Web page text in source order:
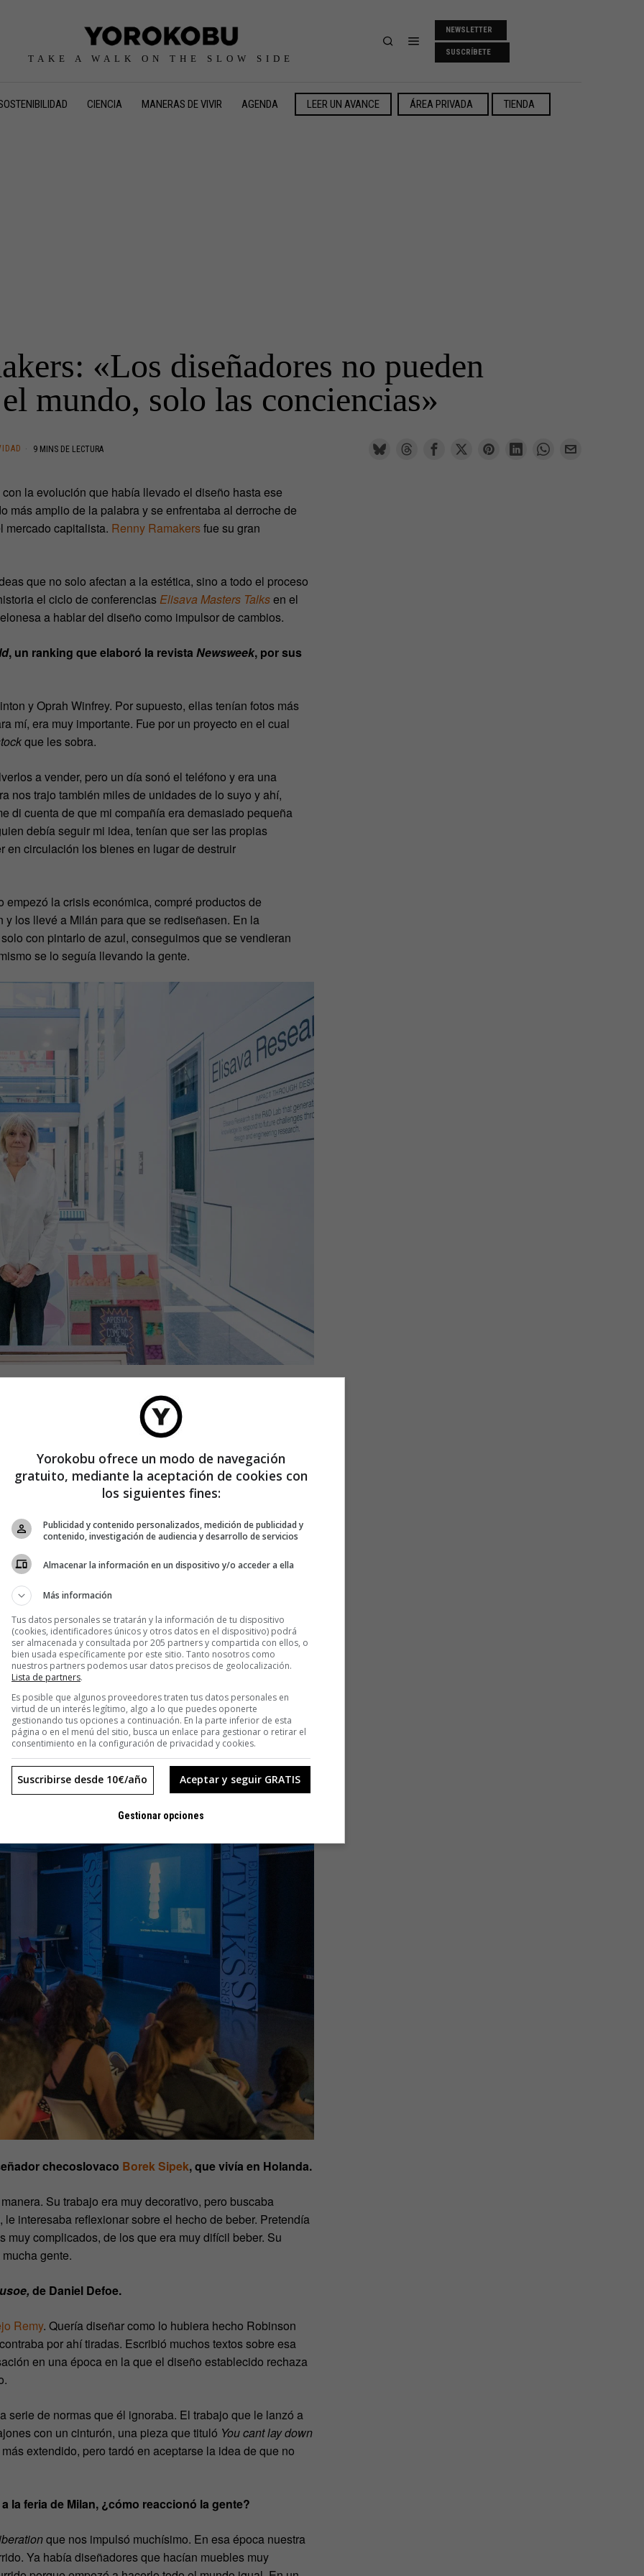
TAKE A WALK ON THE SLOW SIDE
NEWSLETTER
SUSCRÍBETE
CIENCIA MANERAS DE VIVIR AGENDA LEER UN AVANCE ÁREA PRIVADA TIENDA
«Los diseñadores no pueden
mundo, solo las conciencias»
9 MINS DE LECTURA
la evolución que había llevado el diseño hasta ese
amplio de la palabra y se enfrentaba al derroche de
mercado capitalista. Renny Ramakersfue su gran
que no solo afectan a la estética, sino a todo el proceso
el ciclo de conferencias Elisava Masters Talksen el
a hablar del diseño como impulsor de cambios.
, un ranking que elaboró la revista Newsweek, por sus
y Oprah Winfrey. Por supuesto, ellas tenían fotos más
mí, era muy importante. Fue por un proyecto en el cual
que les sobra.
a vender, pero un día sonó el teléfono y era una
nos trajo también miles de unidades de lo suyo y ahí,
di cuenta de que mi compañía era demasiado pequeña
debía seguir mi idea, tenían que ser las propias
en circulación los bienes en lugar de destruir
la crisis económica, compré productos de
los llevé a Milán para que se rediseñasen. En la
con pintarlo de azul, conseguimos que se vendieran
se lo seguía llevando la gente.
base la crítica social y el sentido del humor.
una serie de diseñadores jóvenes que estaban haciendo
hasta entonces. Empleaban materiales cotidianos.
Se proponían incluso coger losmateriales más feos
fue que esos productos contasen una historia, que
las posibilidades creativas. Sobre el mensaje, Droog
que abordaban la alta tecnología con materiales
mí era un sentimiento positivo: ver cómo podemos
a través del diseño que podían tener la Bauhaus y
del siglo XX?
Creo que haría falta mucho más que diseño para
usar su imaginación para ver el mundo con otra
que antes parecían impensables o contradictorias. Igual
sea consciente de que debe hacerse. A veces, como
inmediato porque has llegado demasiado pronto, diez
checoslovaco Borek Sipek, que vivía en Holanda.
Su trabajo era muy decorativo, pero buscaba
interesaba reflexionar sobre el hecho de beber. Pretendía
complicados, de los que era muy difícil beber. Su
gente.
de Daniel Defoe.
Remy. Quería diseñar como lo hubiera hecho Robinson
por ahí tiradas. Escribió muchos textos sobre esa
en una época en la que el diseño establecido rechaza
serie de normas que él ignoraba. El trabajo que le lanzó a
con un cinturón, una pieza que tituló You cant lay down
extendido, pero tardó en aceptarse la idea de que no
la feria de Milan, ¿cómo reaccionó la gente?
que nos impulsó muchísimo. En esa época nuestra
Ya había diseñadores que hacían muebles muy
Yorokobu ofrece un modo de navegación
gratuito, mediante la aceptación de cookies con
los siguientes fines:
Publicidad y contenido personalizados, medición de publicidad y
contenido, investigación de audiencia y desarrollo de servicios
Almacenar la información en un dispositivo y/o acceder a ella
Más información
Tus datos personales se tratarán y la información de tu dispositivo
(cookies, identificadores únicos y otros datos en el dispositivo) podrá
ser almacenada y consultada por 205 partners y compartida con ellos, o
bien usada específicamente por este sitio. Tanto nosotros como
nuestros partners podemos usar datos precisos de geolocalización.
Lista de partners.
Es posible que algunos proveedores traten tus datos personales en
virtud de un interés legítimo, algo a lo que puedes oponerte
gestionando tus opciones a continuación. En la parte inferior de esta
página o en el menú del sitio, busca un enlace para gestionar o retirar el
consentimiento en la configuración de privacidad y cookies.
Aceptar y seguir GRATIS
Suscribirse desde 10€/año
Gestionar opciones